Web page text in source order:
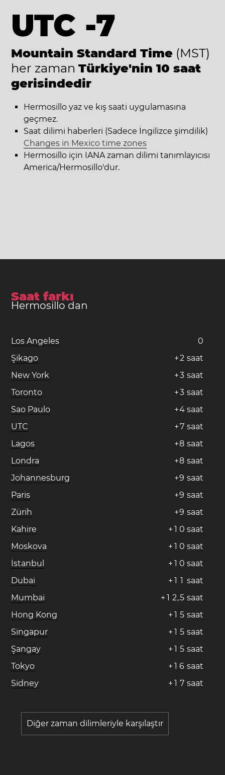
UTC -7
Mountain Standard Time (MST)
her zaman Türkiye'nin 10 saat
gerisindedir
Hermosillo yaz ve kış saati uygulamasına
geçmez.
Saat dilimi haberleri (Sadece İngilizce şimdilik)
Changes in Mexico time zones
Hermosillo için IANA zaman dilimi tanımlayıcısı
America/Hermosillo'dur.
Saat farkı
Hermosillo dan
Los Angeles
0
Şikago
+2 saat
New York
+3 saat
Toronto
+3 saat
Sao Paulo
+4 saat
UTC
+7 saat
Lagos
+8 saat
Londra
+8 saat
Johannesburg
+9 saat
Paris
+9 saat
Zürih
+9 saat
Kahire
+ 1 0 saat
Moskova
+ 1 0 saat
İstanbul
+ 1 0 saat
Dubai
+ 1 1 saat
Mumbai
+ 1 2,5 saat
Hong Kong
+ 1 5 saat
Singapur
+ 1 5 saat
Şangay
+ 1 5 saat
Tokyo
+ 1 6 saat
Sidney
+ 1 7 saat
Diğer zaman dilimleriyle karşılaştır